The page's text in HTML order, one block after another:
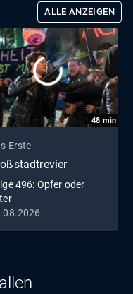
ALLE ANZEIGEN
48 min
Erste
496: Opfer oder